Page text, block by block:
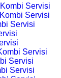
Servisi
Servisi
Servisi
Servisi
Servisi
Servisi